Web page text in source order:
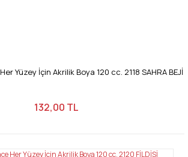
Yüzey İçin Akrilik Boya 120 cc. 2118 SAHRA BEJİ
132,00 TL